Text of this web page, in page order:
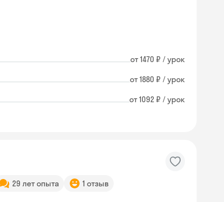
от 1470 ₽ / урок
от 1880 ₽ / урок
от 1092 ₽ / урок
29 лет опыта 1 отзыв